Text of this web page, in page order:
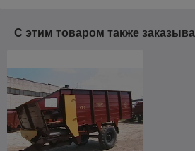
С этим товаром также